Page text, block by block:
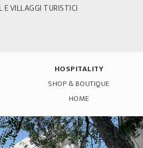
E VILLAGGI TURISTICI
HOSPITALITY
SHOP & BOUTIQUE
HOME